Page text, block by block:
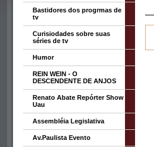
Bastidores dos progrmas de
tv
Curisiodades sobre suas
séries de tv
Humor
REIN WEIN - O
DESCENDENTE DE ANJOS
Renato Abate Repórter Show
Uau
Assembléia Legislativa
Av.Paulista Evento